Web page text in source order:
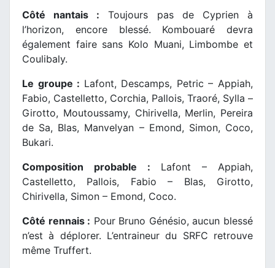
Côté nantais : Toujours pas de Cyprien à
l’horizon, encore blessé. Kombouaré devra
également faire sans Kolo Muani, Limbombe et
Coulibaly.
Le groupe : Lafont, Descamps, Petric – Appiah,
Fabio, Castelletto, Corchia, Pallois, Traoré, Sylla –
Girotto, Moutoussamy, Chirivella, Merlin, Pereira
de Sa, Blas, Manvelyan – Emond, Simon, Coco,
Bukari.
Composition probable : Lafont – Appiah,
Castelletto, Pallois, Fabio – Blas, Girotto,
Chirivella, Simon – Emond, Coco.
Côté rennais : Pour Bruno Génésio, aucun blessé
n’est à déplorer. L’entraineur du SRFC retrouve
même Truffert.